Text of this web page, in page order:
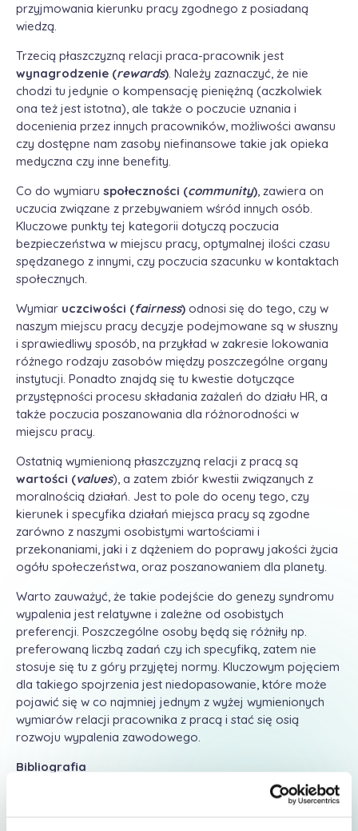
przyjmowania kierunku pracy zgodnego z posiadaną
wiedzą.
Trzecią płaszczyzną relacji praca-pracownik jest
wynagrodzenie (rewards). Należy zaznaczyć, że nie
chodzi tu jedynie o kompensację pieniężną (aczkolwiek
ona też jest istotna), ale także o poczucie uznania i
docenienia przez innych pracowników, możliwości awansu
czy dostępne nam zasoby niefinansowe takie jak opieka
medyczna czy inne benefity.
Co do wymiaru społeczności (community), zawiera on
uczucia związane z przebywaniem wśród innych osób.
Kluczowe punkty tej kategorii dotyczą poczucia
bezpieczeństwa w miejscu pracy, optymalnej ilości czasu
spędzanego z innymi, czy poczucia szacunku w kontaktach
społecznych.
Wymiar uczciwości (fairness) odnosi się do tego, czy w
naszym miejscu pracy decyzje podejmowane są w słuszny
i sprawiedliwy sposób, na przykład w zakresie lokowania
różnego rodzaju zasobów między poszczególne organy
instytucji. Ponadto znajdą się tu kwestie dotyczące
przystępności procesu składania zażaleń do działu HR, a
także poczucia poszanowania dla różnorodności w
miejscu pracy.
Ostatnią wymienioną płaszczyzną relacji z pracą są
wartości (values), a zatem zbiór kwestii związanych z
moralnością działań. Jest to pole do oceny tego, czy
kierunek i specyfika działań miejsca pracy są zgodne
zarówno z naszymi osobistymi wartościami i
przekonaniami, jaki i z dążeniem do poprawy jakości życia
ogółu społeczeństwa, oraz poszanowaniem dla planety.
Warto zauważyć, że takie podejście do genezy syndromu
wypalenia jest relatywne i zależne od osobistych
preferencji. Poszczególne osoby będą się różniły np.
preferowaną liczbą zadań czy ich specyfiką, zatem nie
stosuje się tu z góry przyjętej normy. Kluczowym pojęciem
dla takiego spojrzenia jest niedopasowanie, które może
pojawić się w co najmniej jednym z wyżej wymienionych
wymiarów relacji pracownika z pracą i stać się osią
rozwoju wypalenia zawodowego.
Bibliografia
Maslach, C., & Leiter, M. P. (2022). The burnout